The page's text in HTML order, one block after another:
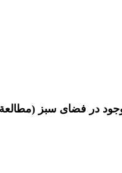
در فضای سبز (مطالعة